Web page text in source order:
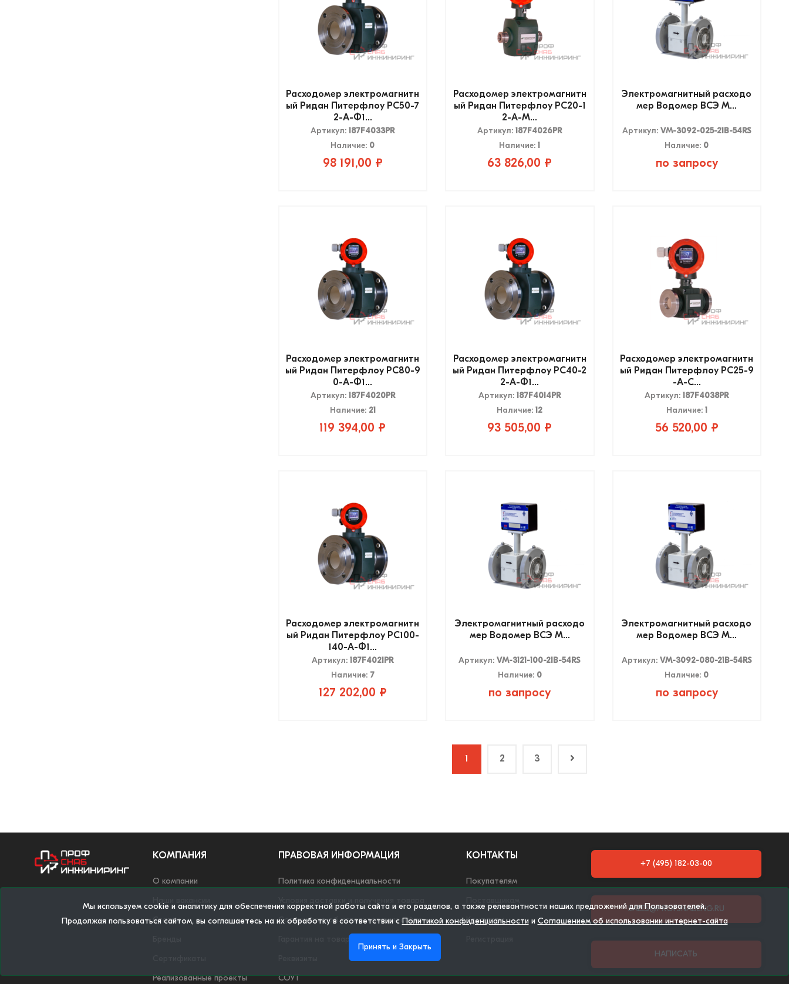
Расходомер электромагнитн
ый Ридан Питерфлоу РС50-7
2-А-Ф1...
Артикул:187F4033PR
Наличие: 0
98 191,00 ₽
Расходомер электромагнитн
ый Ридан Питерфлоу РС20-1
2-А-М...
Артикул:187F4026PR
Наличие:1
63 826,00 ₽
Электромагнитный расходо
мер Водомер ВСЭ М...
Артикул: VM-3092-025-21B-54RS
Наличие: 0
по запросу
Расходомер электромагнитн
ый Ридан Питерфлоу РС80-9
0-А-Ф1...
Артикул: 187F4020PR
Наличие: 21
119 394,00 ₽
Расходомер электромагнитн
ый Ридан Питерфлоу РС40-2
2-А-Ф1...
Артикул:187F4014PR
Наличие:12
93 505,00 ₽
Расходомер электромагнитн
ый Ридан Питерфлоу РС25-9
-А-С...
Артикул:187F4038PR
Наличие: 1
56 520,00 ₽
Расходомер электромагнитн
ый Ридан Питерфлоу РС100-
140-А-Ф1...
Артикул:187F4021PR
Наличие: 7
127 202,00 ₽
Электромагнитный расходо
мер Водомер ВСЭ М...
Артикул:VM-3121-100-21B-54RS
Наличие: 0
по запросу
Электромагнитный расходо
мер Водомер ВСЭ М...
Артикул: VM-3092-080-21B-54RS
Наличие: 0
по запросу
1 2 3
Мы используем cookie и аналитику для обеспечения корректной работы сайта и его разделов, а также релевантности наших предложений для Пользователей.
Продолжая пользоваться сайтом, вы соглашаетесь на их обработку в соответствии с Политикой конфиденциальностии Соглашением об использовании интернет-сайта
Принять и Закрыть
КОМПАНИЯ
О компании
Наши вакансии
Статьи
Реализованные проекты
ПРАВОВАЯ ИНФОРМАЦИЯ
Политика конфиденциальности
Условия доставки и получения товара
Соглашение об использовании сайта
СОУТ
КОНТАКТЫ
Покупателям
Контакты
+7 (495) 182-03-00
SALES@PROFSNABENG.RU
НАПИСАТЬ